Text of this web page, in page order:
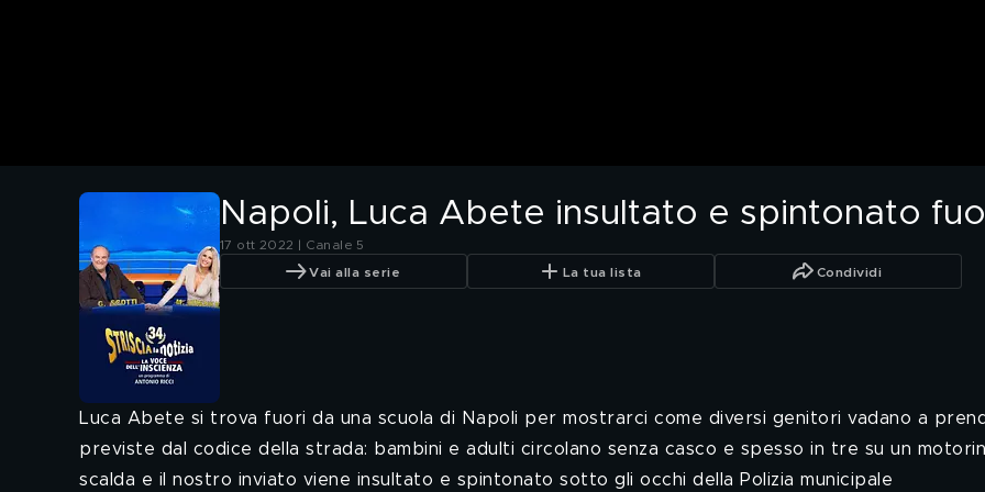
Napoli, Luca Abete insultato e spintonato
17 ott 2022 | Canale 5
Vai alla serie La tua lista Condividi
Luca Abete si trova fuori da una scuola di Napoli per mostrarci come diversi genitori vadano a
previste dal codice della strada: bambini e adulti circolano senza casco e spesso in tre su un
scalda e il nostro inviato viene insultato e spintonato sotto gli occhi della Polizia municipale